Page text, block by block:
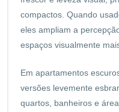
compactos. Quando
eles ampliam a
espaços visualmente
Em apartamentos
versões levemente
quartos, banheiros e